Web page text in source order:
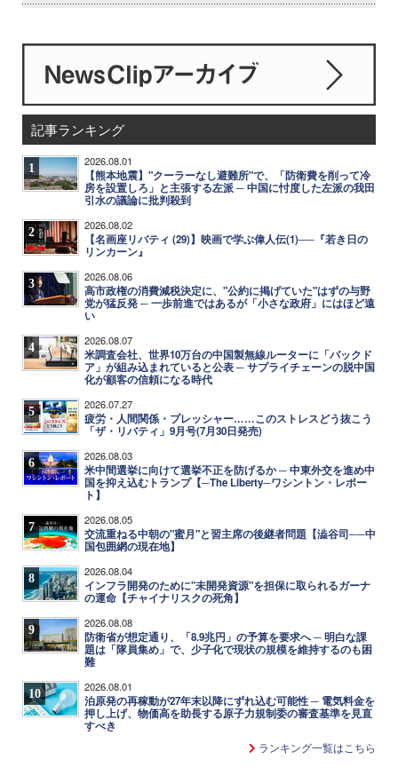
記事ランキング
1 2026.08.01
【熊本地震】"クーラーなし避難所"で、「防衛費を削って冷
房を設置しろ」と主張する左派 ─ 中国に忖度した左派の我田
引水の議論に批判殺到
2 2026.08.02
【名画座リバティ (29)】映画で学ぶ偉人伝(1)──『若き日の
リンカーン』
3 2026.08.06
高市政権の消費減税決定に、"公約に掲げていた"はずの与野
党が猛反発 ─ 一歩前進ではあるが「小さな政府」にはほど遠
い
4 2026.08.07
米調査会社、世界10万台の中国製無線ルーターに「バックド
ア」が組み込まれていると公表 ─ サプライチェーンの脱中国
化が顧客の信頼になる時代
5 2026.07.27
疲労・人間関係・プレッシャー……このストレスどう抜こう
「ザ・リバティ」9月号(7月30日発売)
6 2026.08.03
米中間選挙に向けて選挙不正を防げるか ─ 中東外交を進め中
国を抑え込むトランプ【─The Liberty─ワシントン・レポー
ト】
7 2026.08.05
交流重ねる中朝の"蜜月"と習主席の後継者問題【澁谷司──中
国包囲網の現在地】
8 2026.08.04
インフラ開発のために"未開発資源"を担保に取られるガーナ
の運命【チャイナリスクの死角】
9 2026.08.08
防衛省が想定通り、「8.9兆円」の予算を要求へ ─ 明白な課
題は「隊員集め」で、少子化で現状の規模を維持するのも困
難
10 2026.08.01
泊原発の再稼動が27年末以降にずれ込む可能性 ─ 電気料金を
押し上げ、物価高を助長する原子力規制委の審査基準を見直
すべき
ランキング一覧はこちら